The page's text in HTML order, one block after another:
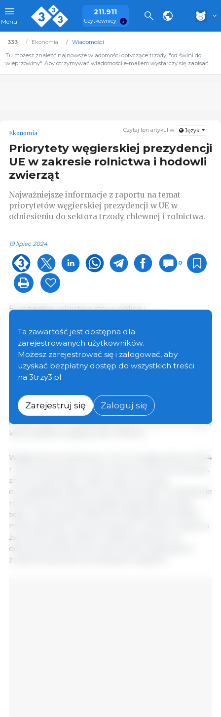
Menu
211.911
Użytkownicy
333 Ekonomia
Wiadomości
Tu możesz znaleźć najnowsze wiadomości dotyczące trzody, "od świni do
wieprzowiny". Aby otrzymywać wiadomości e-mailem wystarczy się zapisać.
Czytaj ten artykuł w: Język
Ekonomia
Priorytety węgierskiej prezydencji
UE w zakresie rolnictwa i hodowli
zwierząt
Najważniejsze informacje z raportu na temat
priorytetów węgierskiej prezydencji w UE w
odniesieniu do sektora trzody chlewnej i rolnictwa.
19 lipiec 2024
0
Europejskie rolnictwo stoi w obliczu
ekstremalne zjawiska pogodowe, wysokie koszty
produkcji, nowe choroby, konflikty wojenne i
zwiększony import. Czynniki te, wraz z
rygorystycznymi wymogami produkcyjnymi i
zwiększonymi obciążeniami administracyjnymi, stale
węgierska będzie promować dyskusje mające na
celu stworzenie konkurencyjnego, zrównoważonego
i odpornego europejskiego systemu żywnościowego,
który będzie przyjazny dla rolników.
Węgierska prezydencja w UE w drugiej połowie 2024
r. koncentruje się na wzmocnieniu konkurencyjnego,
zrównoważonego i odpornego na kryzysy
europejskiego systemu żywnościowego. W dziedzinie
rolnictwa promowana będzie dyskusja na temat
tego, w jaki sposób Wspólna Polityka Rolna (WPR)
może poprawić konkurencyjność rolników i systemu
żywnościowego. Nacisk zostanie położony na
odnowę pokoleniową i zachowanie tradycyjnych
źródeł utrzymania na obszarach wiejskich.
Ta zawartość jest dostępna dla
zarejestrowanych użytkowników.
Możesz zarejestrować się i zalogować, aby
uzyskać bezpłatny dostęp do wszystkich treści
na 3trzy3.pl
Zarejestruj się Zaloguj się